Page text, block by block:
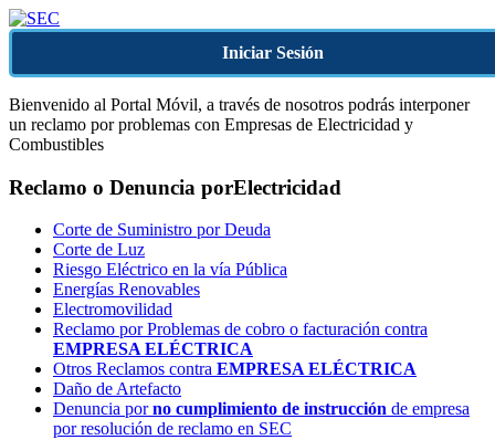
Iniciar Sesión
Bienvenido al Portal Móvil, a través de nosotros podrás interponer
un reclamo por problemas con Empresas de Electricidad y
Combustibles
Reclamo o Denuncia porElectricidad
Corte de Suministro por Deuda
Corte de Luz
Riesgo Eléctrico en la vía Pública
Energías Renovables
Electromovilidad
Reclamo por Problemas de cobro o facturación contra
EMPRESA ELÉCTRICA
Otros Reclamos contra EMPRESA ELÉCTRICA
Daño de Artefacto
Denuncia porno cumplimiento de instrucción de empresa
por resolución de reclamo en SEC